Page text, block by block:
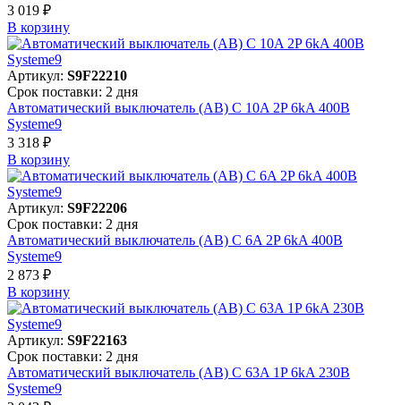
3 019 ₽
В корзинy
Артикул: S9F22210
Срок поставки: 2 дня
Автоматический выключатель (АВ) C 10A 2P 6kA 400В
Systeme9
3 318 ₽
В корзинy
Артикул: S9F22206
Срок поставки: 2 дня
Автоматический выключатель (АВ) C 6A 2P 6kA 400В
Systeme9
2 873 ₽
В корзинy
Артикул: S9F22163
Срок поставки: 2 дня
Автоматический выключатель (АВ) C 63A 1P 6kA 230В
Systeme9